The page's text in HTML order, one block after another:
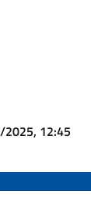
2025, 12:45